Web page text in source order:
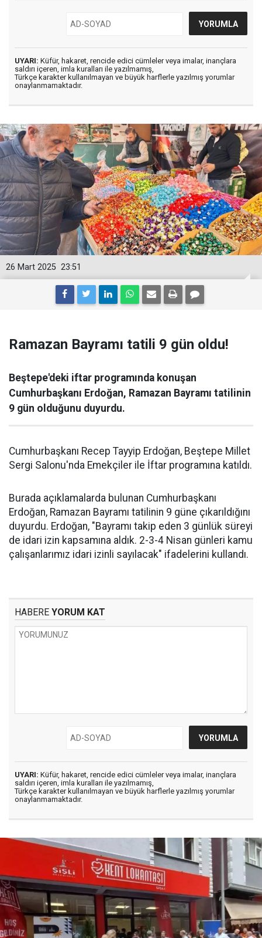
UYARI: Küfür, hakaret, rencide edici cümleler veya imalar, inançlara
saldırı içeren, imla kuralları ile yazılmamış,
Türkçe karakter kullanılmayan ve büyük harflerle yazılmış yorumlar
onaylanmamaktadır.
23:51
26 Mart 2025
Ramazan Bayramı tatili 9 gün oldu!
Beştepe'deki iftar programında konuşan
Cumhurbaşkanı Erdoğan, Ramazan Bayramı tatilinin
9 gün olduğunu duyurdu.
Cumhurbaşkanı Recep Tayyip Erdoğan, Beştepe Millet
Sergi Salonu'nda Emekçiler ile İftar programına katıldı.
Burada açıklamalarda bulunan Cumhurbaşkanı
Erdoğan, Ramazan Bayramı tatilinin 9 güne çıkarıldığını
duyurdu. Erdoğan, "Bayramı takip eden 3 günlük süreyi
de idari izin kapsamına aldık. 2-3-4 Nisan günleri kamu
çalışanlarımız idari izinli sayılacak" ifadelerini kullandı.
HABERE YORUM KAT
UYARI: Küfür, hakaret, rencide edici cümleler veya imalar, inançlara
saldırı içeren, imla kuralları ile yazılmamış,
Türkçe karakter kullanılmayan ve büyük harflerle yazılmış yorumlar
onaylanmamaktadır.